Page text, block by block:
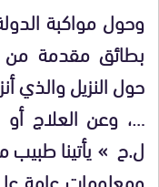
وحول مواكبة
بطائق مقدمة
حول النزيل والذي
…، وعن العلاج أو